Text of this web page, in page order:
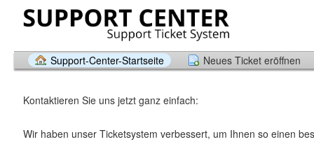
Support-Center-Startseite Neues Ticket eröffnen
Kontaktieren Sie uns jetzt ganz einfach:
Wir haben unser Ticketsystem verbessert, um Ihnen so einen